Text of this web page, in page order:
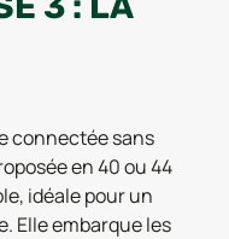
connectée sans
en 40 ou 44
idéale pour un
Elle embarque les